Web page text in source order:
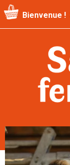
Recherche
pour
Bienvenue !